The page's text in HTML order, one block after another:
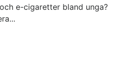
e-cigaretter bland unga?